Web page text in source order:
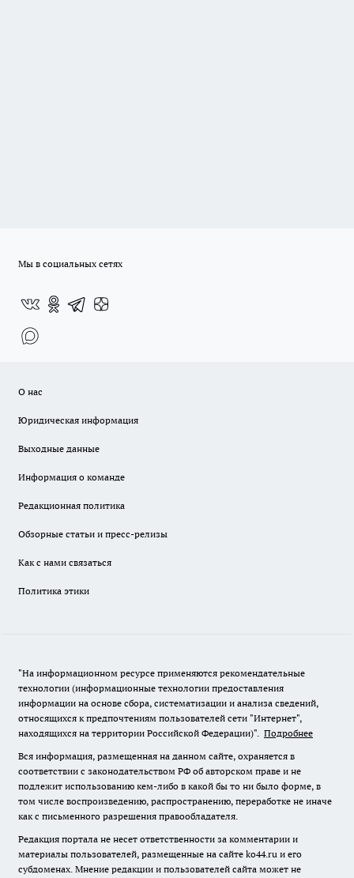
Мы в социальных сетях
О нас
Юридическая информация
Выходные данные
Информация о команде
Редакционная политика
Обзорные статьи и пресс-релизы
Как с нами связаться
Политика этики
"На информационном ресурсе применяются рекомендательные
технологии (информационные технологии предоставления
информации на основе сбора, систематизации и анализа сведений,
относящихся к предпочтениям пользователей сети "Интернет",
находящихся на территории Российской Федерации)". Подробнее
Вся информация, размещенная на данном сайте, охраняется в
соответствии с законодательством РФ об авторском праве и не
подлежит использованию кем-либо в какой бы то ни было форме, в
том числе воспроизведению, распространению, переработке не иначе
как с письменного разрешения правообладателя.
Редакция портала не несет ответственности за комментарии и
материалы пользователей, размещенные на сайте ko44.ru и его
субдоменах. Мнение редакции и пользователей сайта может не